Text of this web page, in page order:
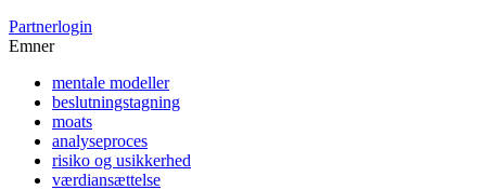
Partnerlogin
Emner
mentale modeller
beslutningstagning
moats
analyseproces
risiko og usikkerhed
værdiansættelse